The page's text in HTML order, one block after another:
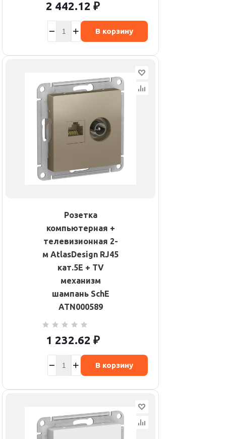
2 442.12 ₽
В корзину
Розетка
компьютерная +
телевизионная 2-
м AtlasDesign RJ45
кат.5E + TV
механизм
шампань SchE
ATN000589
1 232.62 ₽
В корзину